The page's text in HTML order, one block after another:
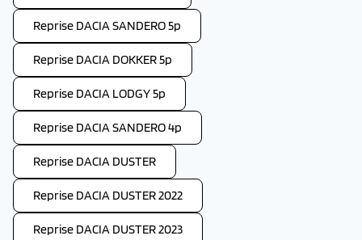
Reprise DACIA SANDERO 5p
Reprise DACIA DOKKER 5p
Reprise DACIA LODGY 5p
Reprise DACIA SANDERO 4p
Reprise DACIA DUSTER
Reprise DACIA DUSTER 2022
Reprise DACIA DUSTER 2023